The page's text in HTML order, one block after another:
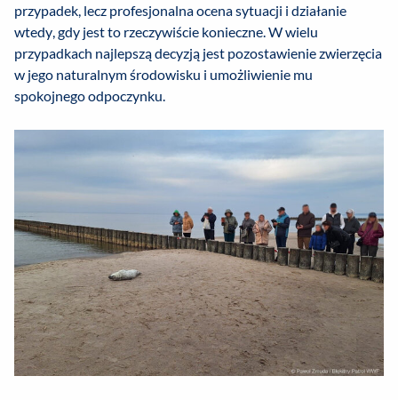
przypadek, lecz profesjonalna ocena sytuacji i działanie
wtedy, gdy jest to rzeczywiście konieczne. W wielu
przypadkach najlepszą decyzją jest pozostawienie zwierzęcia
w jego naturalnym środowisku i umożliwienie mu
spokojnego odpoczynku.